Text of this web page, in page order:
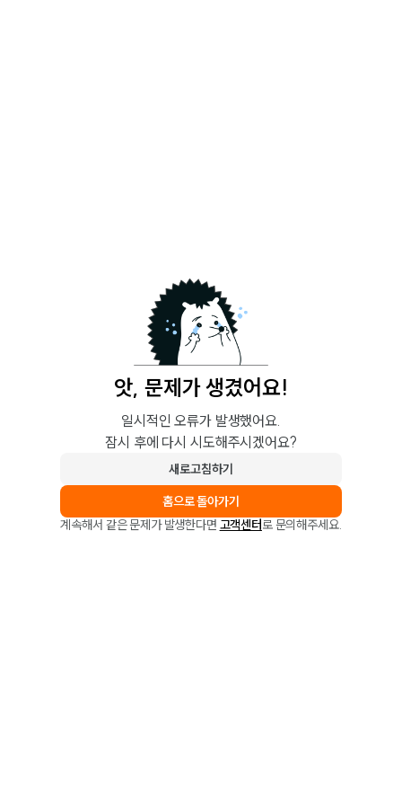
앗, 문제가 생겼어요!
일시적인 오류가 발생했어요.
잠시 후에 다시 시도해주시겠어요?
새로고침하기
홈으로 돌아가기
계속해서 같은 문제가 발생한다면 고객센터로 문의해주세요.